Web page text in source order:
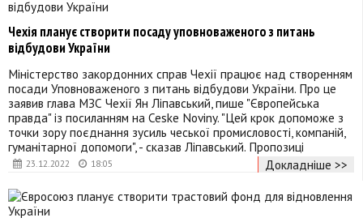
23.12.2022 18:05
Чехія планує створити посаду уповноваженого з питань
відбудови України
Міністерство закордонних справ Чехії працює над створенням
посади Уповноваженого з питань відбудови України. Про це
заявив глава МЗС Чехії Ян Ліпавський, пише "Європейська
правда" із посиланням на Ceske Noviny. "Цей крок допоможе з
точки зору поєднання зусиль чеської промисловості, компаній,
гуманітарної допомоги", - сказав Ліпавський. Пропозиці
Докладніше >>